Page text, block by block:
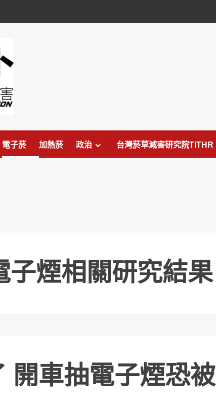
電子菸 加熱菸 政治 台灣菸草減害研究院TiTHR
煙相關研究結果
開車抽電子煙恐被